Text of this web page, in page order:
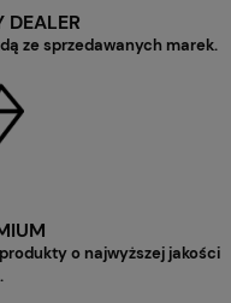
DEALER
ze sprzedawanych marek.
o najwyższej jakości